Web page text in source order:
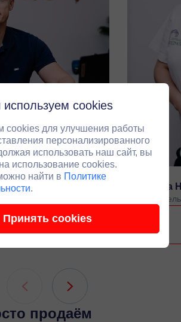
Владимирович Луканина
продаём
cookies
cookies для улучшения работы
персонализированного
использовать наш сайт, вы
использование cookies.
найти в Политике
.
Принять cookies